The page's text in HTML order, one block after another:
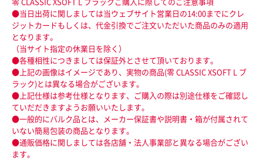
●当日出荷に関しましては当ウェブサイト営業日の14:00までにクレ
ジットカードもしくは、代金引換でご注文いただいた商品のみの適用
となります。
（当サイト指定の休業日を除く）
●各種相性につきましては保証外とさせて頂いております。
●上記の画像はイメージであり、実物の商品(零 CLASSIC XSOFT L ブ
ラック)とは異なる場合がございます。
●上記仕様は参考仕様となります、ご購入の際は別途仕様をご確認し
ていだだきますようお願いいたします。
●一般的にバルク品とは、メーカー保証書や説明書・箱が付属されて
いない簡易包装の商品となります。
●通販価格に関しましては各店舗・法人事業部と異なる場合がござい
ます。